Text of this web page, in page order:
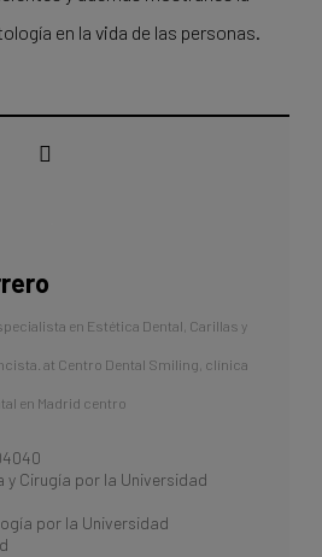
en la vida de las personas.
en Estética Dental, Carillas y
at Centro Dental Smiling, clínica
en Madrid centro
y Cirugía por la Universidad
por la Universidad